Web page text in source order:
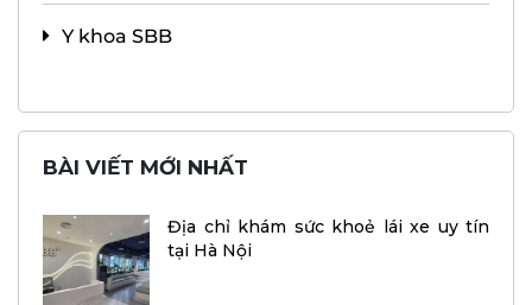
Y khoa SBB
BÀI VIẾT MỚI NHẤT
Địa chỉ khám sức khoẻ lái xe uy tín
tại Hà Nội